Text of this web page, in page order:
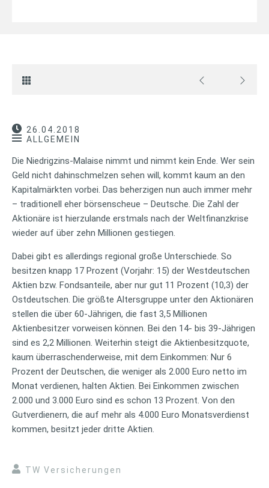
26.04.2018
ALLGEMEIN
Die Niedrigzins-Malaise nimmt und nimmt kein Ende. Wer sein
Geld nicht dahinschmelzen sehen will, kommt kaum an den
Kapitalmärkten vorbei. Das beherzigen nun auch immer mehr
– traditionell eher börsenscheue – Deutsche. Die Zahl der
Aktionäre ist hierzulande erstmals nach der Weltfinanzkrise
wieder auf über zehn Millionen gestiegen.
Dabei gibt es allerdings regional große Unterschiede. So
besitzen knapp 17 Prozent (Vorjahr: 15) der Westdeutschen
Aktien bzw. Fondsanteile, aber nur gut 11 Prozent (10,3) der
Ostdeutschen. Die größte Altersgruppe unter den Aktionären
stellen die über 60-Jährigen, die fast 3,5 Millionen
Aktienbesitzer vorweisen können. Bei den 14- bis 39-Jährigen
sind es 2,2 Millionen. Weiterhin steigt die Aktienbesitzquote,
kaum überraschenderweise, mit dem Einkommen: Nur 6
Prozent der Deutschen, die weniger als 2.000 Euro netto im
Monat verdienen, halten Aktien. Bei Einkommen zwischen
2.000 und 3.000 Euro sind es schon 13 Prozent. Von den
Gutverdienern, die auf mehr als 4.000 Euro Monatsverdienst
kommen, besitzt jeder dritte Aktien.
TW Versicherungen